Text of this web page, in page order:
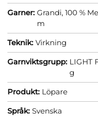
Garner: Grandi, 100 %
m
Teknik: Virkning
Garnviktsgrupp: LIGHT
g
Produkt: Löpare
Språk: Svenska